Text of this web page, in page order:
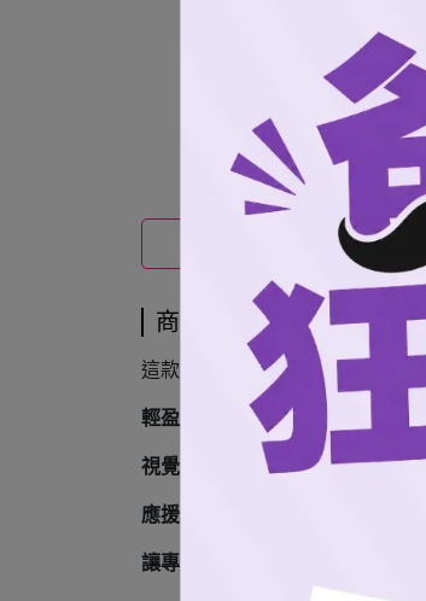
商品介紹
商品介紹
這款實戰球衣背號款，完美兼顧了
輕盈應援： 選用極度輕量且吸濕
視覺焦點： 自選背號與俐落經典
應援精神：
讓專屬背號，成為球場上最亮麗